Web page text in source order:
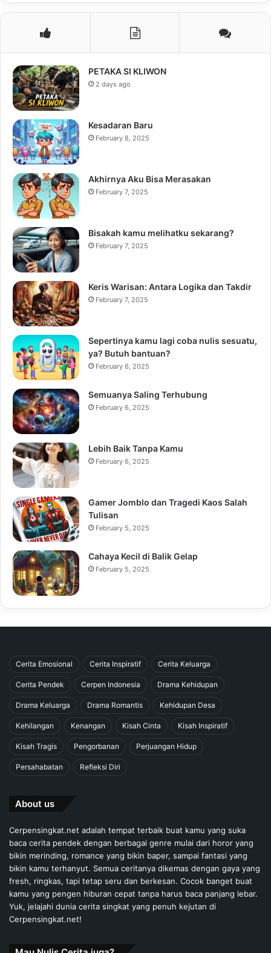
PETAKA SI KLIWON
2 days ago
Kesadaran Baru
February 8, 2025
Akhirnya Aku Bisa Merasakan
February 7, 2025
Bisakah kamu melihatku sekarang?
February 7, 2025
Keris Warisan: Antara Logika dan Takdir
February 7, 2025
Sepertinya kamu lagi coba nulis sesuatu,
ya? Butuh bantuan?
February 6, 2025
Semuanya Saling Terhubung
February 6, 2025
Lebih Baik Tanpa Kamu
February 6, 2025
Gamer Jomblo dan Tragedi Kaos Salah
Tulisan
February 5, 2025
Cahaya Kecil di Balik Gelap
February 5, 2025
Cerita Emosional Cerita Inspiratif Cerita Keluarga
Cerita Pendek Cerpen Indonesia Drama Kehidupan
Drama Keluarga Drama Romantis Kehidupan Desa
Kehilangan Kenangan Kisah Cinta Kisah Inspiratif
Kisah Tragis Pengorbanan Perjuangan Hidup
Persahabatan Refleksi Diri
About us
Cerpensingkat.net adalah tempat terbaik buat kamu yang suka
baca cerita pendek dengan berbagai genre mulai dari horor yang
bikin merinding, romance yang bikin baper, sampai fantasi yang
bikin kamu terhanyut. Semua ceritanya dikemas dengan gaya yang
fresh, ringkas, tapi tetap seru dan berkesan. Cocok banget buat
kamu yang pengen hiburan cepat tanpa harus baca panjang lebar.
Yuk, jelajahi dunia cerita singkat yang penuh kejutan di
Cerpensingkat.net!